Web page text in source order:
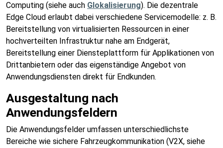
Computing (siehe auch Glokalisierung). Die dezentrale
Edge Cloud erlaubt dabei verschiedene Servicemodelle: z. B.
Bereitstellung von virtualisierten Ressourcen in einer
hochverteilten Infrastruktur nahe am Endgerät,
Bereitstellung einer Diensteplattform für Applikationen von
Drittanbietern oder das eigenständige Angebot von
Anwendungsdiensten direkt für Endkunden.
Ausgestaltung nach
Anwendungsfeldern
Die Anwendungsfelder umfassen unterschiedlichste
Bereiche wie sichere Fahrzeugkommunikation (V2X, siehe